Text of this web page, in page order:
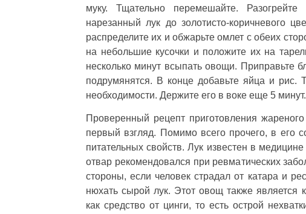
муку. Тщательно перемешайте.
нарезанный лук до золотисто-коричневого
распределите их и обжарьте омлет с обеих
на небольшие кусочки и положите их на
несколько минут всыпать овощи. Приправьте
подрумянятся. В конце добавьте яйца и
необходимости. Держите его в воке еще 5 минут.
Проверенный рецепт приготовления
первый взгляд. Помимо всего прочего, в его
питательных свойств. Лук известен в
отвар рекомендовался при ревматических
стороны, если человек страдал от катара и
нюхать сырой лук. Этот овощ также является
как средство от цинги, то есть острой